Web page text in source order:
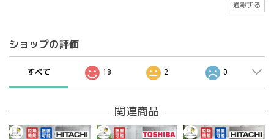
通報する
ショップの評価
すべて 18 2 0
関連商品